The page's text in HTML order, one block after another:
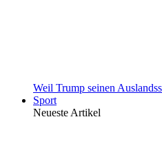
Weil Trump seinen
Sport
Neueste Artikel